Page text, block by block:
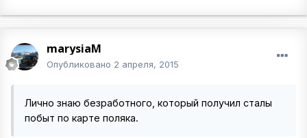
marysiaM
Опубликовано 2 апреля, 2015
Лично знаю безработного, который получил сталы
побыт по карте поляка.